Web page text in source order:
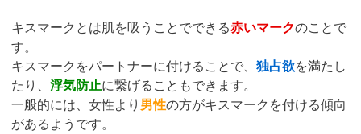
キスマークとは肌を吸うことでできる赤いマークのことで
す。
キスマークをパートナーに付けることで、 独占欲を満たし
たり、 浮気防止に繋げることもできます。
一般的には、女性より 男性の方がキスマークを付ける傾向
があるようです。